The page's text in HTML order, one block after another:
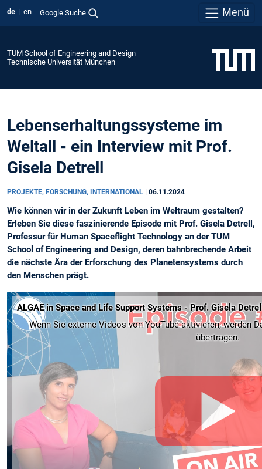
de en Google Suche Menü
TUM School of Engineering and Design
Technische Universität München
Lebenserhaltungssysteme im
Weltall - ein Interview mit Prof.
Gisela Detrell
PROJEKTE, FORSCHUNG, INTERNATIONAL 06.11.2024
Wie können wir in der Zukunft Leben im Weltraum gestalten?
Erleben Sie diese faszinierende Episode mit Prof. Gisela Detrell,
Professur für Human Spaceflight Technology an der TUM
School of Engineering and Design, deren bahnbrechende Arbeit
die nächste Ära der Erforschung des Planetensystems durch
den Menschen prägt.
ALGAE in Space and Life Support Systems - Prof. Gisela
Wenn Sie externe Videos von YouTube aktivieren, werden
übertragen.